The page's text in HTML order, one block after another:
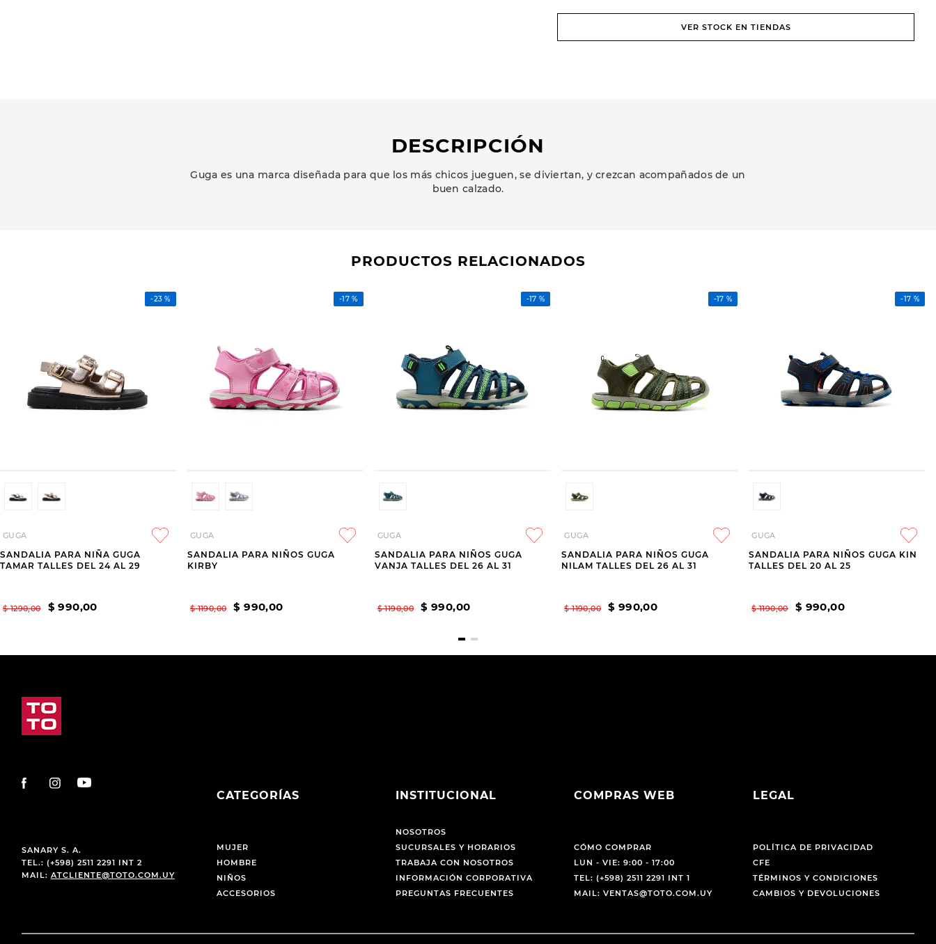
VER STOCK EN TIENDAS
DESCRIPCIÓN
Guga es una marca diseñada para que los más chicos jueguen, se diviertan, y crezcan acompañados de un
buen calzado.
PRODUCTOS RELACIONADOS
-23 %
GUGA
SANDALIA PARA NIÑA GUGA
TAMAR TALLES DEL 24 AL 29
$ 1290,00 $ 990,00
-17 %
GUGA
SANDALIA PARA NIÑOS GUGA
KIRBY
$ 1190,00 $ 990,00
-17 %
GUGA
SANDALIA PARA NIÑOS GUGA
VANJA TALLES DEL 26 AL 31
$ 1190,00 $ 990,00
-17 %
GUGA
SANDALIA PARA NIÑOS GUGA
NILAM TALLES DEL 26 AL 31
$ 1190,00 $ 990,00
-17 %
GUGA
SANDALIA PARA NIÑOS GUGA KIN
TALLES DEL 20 AL 25
$ 1190,00 $ 990,00
SANARY S. A.
TEL.: (+598) 2511 2291 INT 2
MAIL: ATCLIENTE@TOTO.COM.UY
CATEGORÍAS
MUJER
HOMBRE
NIÑOS
ACCESORIOS
INSTITUCIONAL
NOSOTROS
SUCURSALES Y HORARIOS
TRABAJA CON NOSOTROS
INFORMACIÓN CORPORATIVA
PREGUNTAS FRECUENTES
COMPRAS WEB
CÓMO COMPRAR
LUN - VIE: 9:00 - 17:00
TEL: (+598) 2511 2291 INT 1
MAIL: VENTAS@TOTO.COM.UY
LEGAL
POLÍTICA DE PRIVACIDAD
CFE
TÉRMINOS Y CONDICIONES
CAMBIOS Y DEVOLUCIONES